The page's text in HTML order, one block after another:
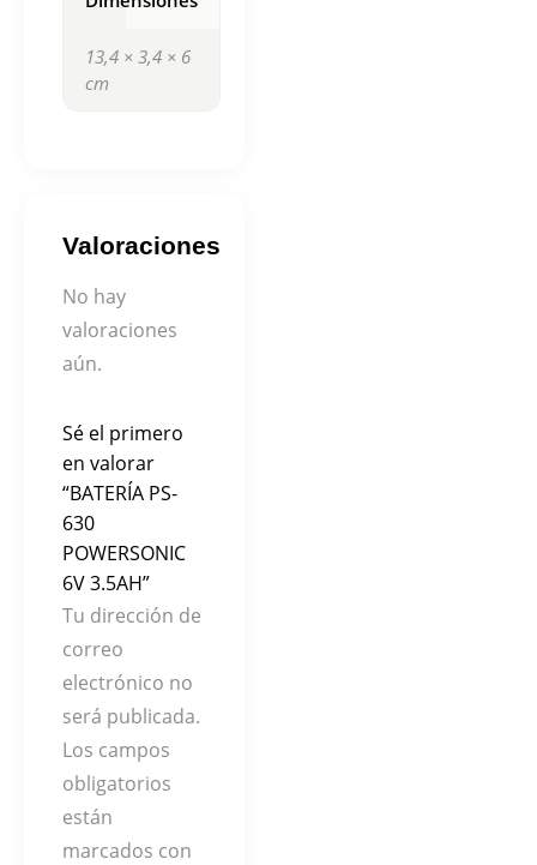
13,4 × 3,4 × 6
cm
Valoraciones
No hay
valoraciones
aún.
Sé el primero
en valorar
“BATERÍA PS-
630
POWERSONIC
6V 3.5AH”
Tu dirección de
correo
electrónico no
será publicada.
Los campos
obligatorios
están
marcados con